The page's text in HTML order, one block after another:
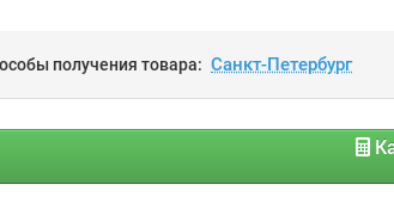
получения товара: